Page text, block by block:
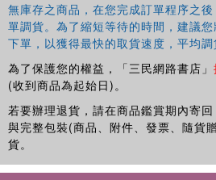
無庫存之商品，在您完成訂單程序之
單調貨。為了縮短等待的時間，建議
下單，以獲得最快的取貨速度，平均調
為了保護您的權益，「三民網路書店」
(收到商品為起始日)。
若要辦理退貨，請在商品鑑賞期內寄
與完整包裝(商品、附件、發票、隨貨
貨。